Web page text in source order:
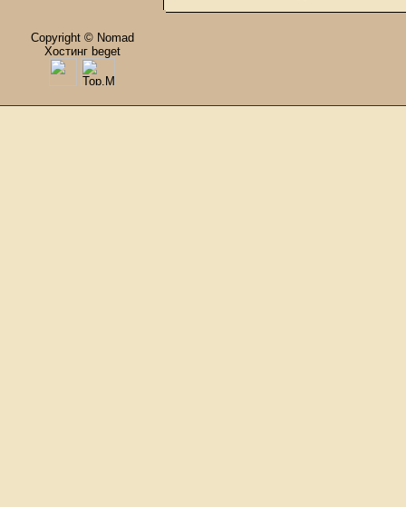
Copyright © Nomad
Хостинг beget